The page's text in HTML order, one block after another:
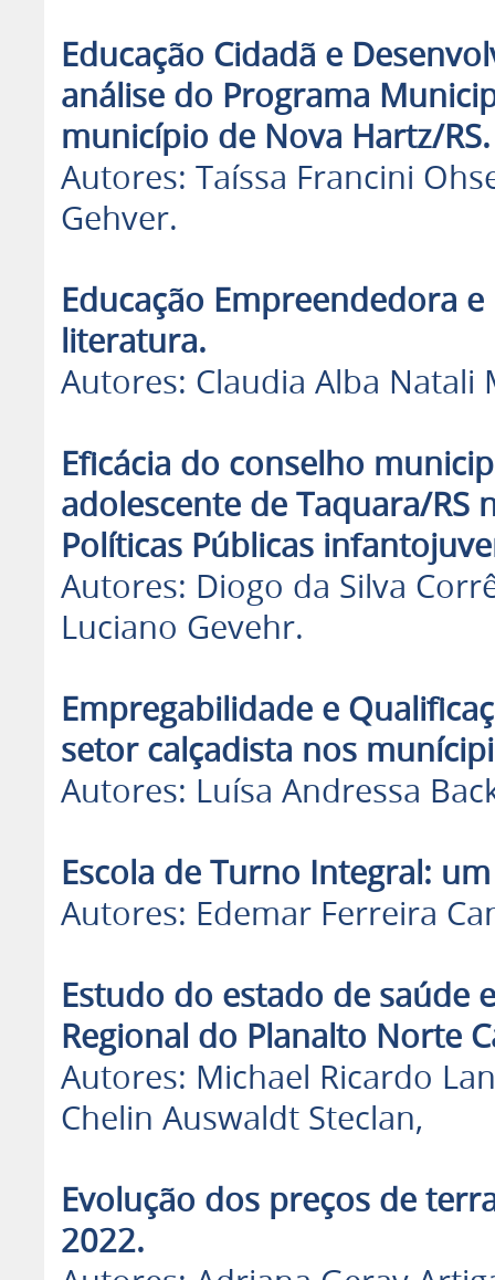
Educação Cidadã e
análise do Programa
município de Nova Hartz/RS.
Autores: Taíssa Francini
Gehver.
Educação Empreendedora
literatura.
Autores: Claudia Alba Natali
Eficácia do conselho
adolescente de Taquara/
Políticas Públicas
Autores: Diogo da Silva
Luciano Gevehr.
Empregabilidade e
setor calçadista nos
Autores: Luísa Andressa
Escola de Turno Integral:
Autores: Edemar Ferreira
Estudo do estado de saúde
Regional do Planalto Norte
Autores: Michael Ricardo
Chelin Auswaldt Steclan,
Evolução dos preços de
2022.